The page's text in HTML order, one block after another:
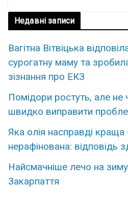
Недавні записи
Вагітна Вітвіцька
сурогатну маму та
зізнання про ЕКЗ
Помідори ростуть, але не
швидко виправити
Яка олія насправді
нерафінована: відповідь
Найсмачніше лечо на
Закарпаття